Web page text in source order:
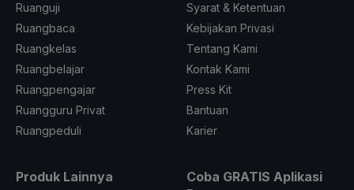
Ruanguji
Ruangbaca
Ruangkelas
Ruangbelajar
Ruangpengajar
Ruangguru Privat
Ruangpeduli
Syarat & Ketentuan
Kebijakan Privasi
Tentang Kami
Kontak Kami
Press Kit
Bantuan
Karier
Produk Lainnya
Coba GRATIS Aplikasi